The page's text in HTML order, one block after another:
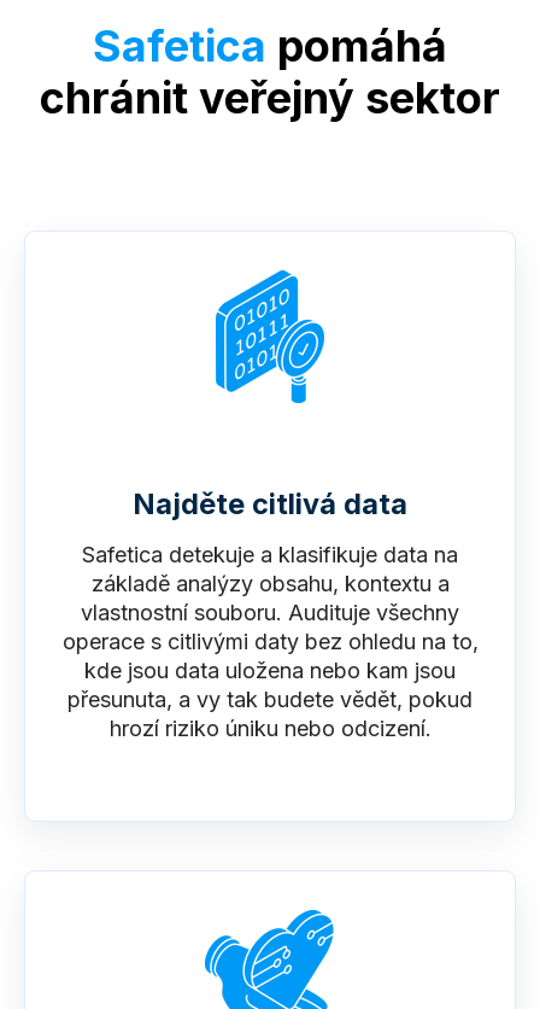
Safetica pomáhá
chránit veřejný sektor
Najděte citlivá data
Safetica detekuje a klasifikuje data na
základě analýzy obsahu, kontextu a
vlastnostní souboru. Audituje všechny
operace s citlivými daty bez ohledu na to,
kde jsou data uložena nebo kam jsou
přesunuta, a vy tak budete vědět, pokud
hrozí riziko úniku nebo odcizení.